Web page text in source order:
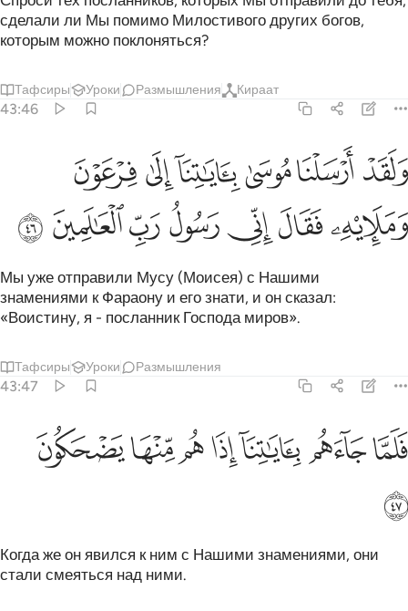
сделали ли Мы помимо Милостивого других богов,
которым можно поклоняться?
Тафсиры Уроки Размышления Кираат
43:46
ولقد ارسلنا موسى باياتنا الى فرعون ومليه فقال اني رسول رب
وَلَقَدْ أَرْسَلْنَا مُوسَىٰ بِـَٔايَـٰتِنَآ إِلَىٰ فِرْعَوْنَ وَمَلَإِي۟هِۦ فَقَالَ
ﲻﲼﲽﲾﲿﳀ
ﳁﳂﳃﳄﳅﳆﳇ
Мы уже отправили Мусу (Моисея) с Нашими
знамениями к Фараону и его знати, и он сказал:
«Воистину, я - посланник Господа миров».
Тафсиры Уроки Размышления
43:47
فلما جاءهم باياتنا اذا هم منها يضحكون ٤٧
فَلَمَّا جَآءَهُم بِـَٔايَـٰتِنَآ إِذَا هُم مِّنْهَا يَضْحَكُونَ ٤٧
ﳈﳉﳊﳋﳌﳍﳎ
ﳏ
Когда же он явился к ним с Нашими знамениями, они
стали смеяться над ними.